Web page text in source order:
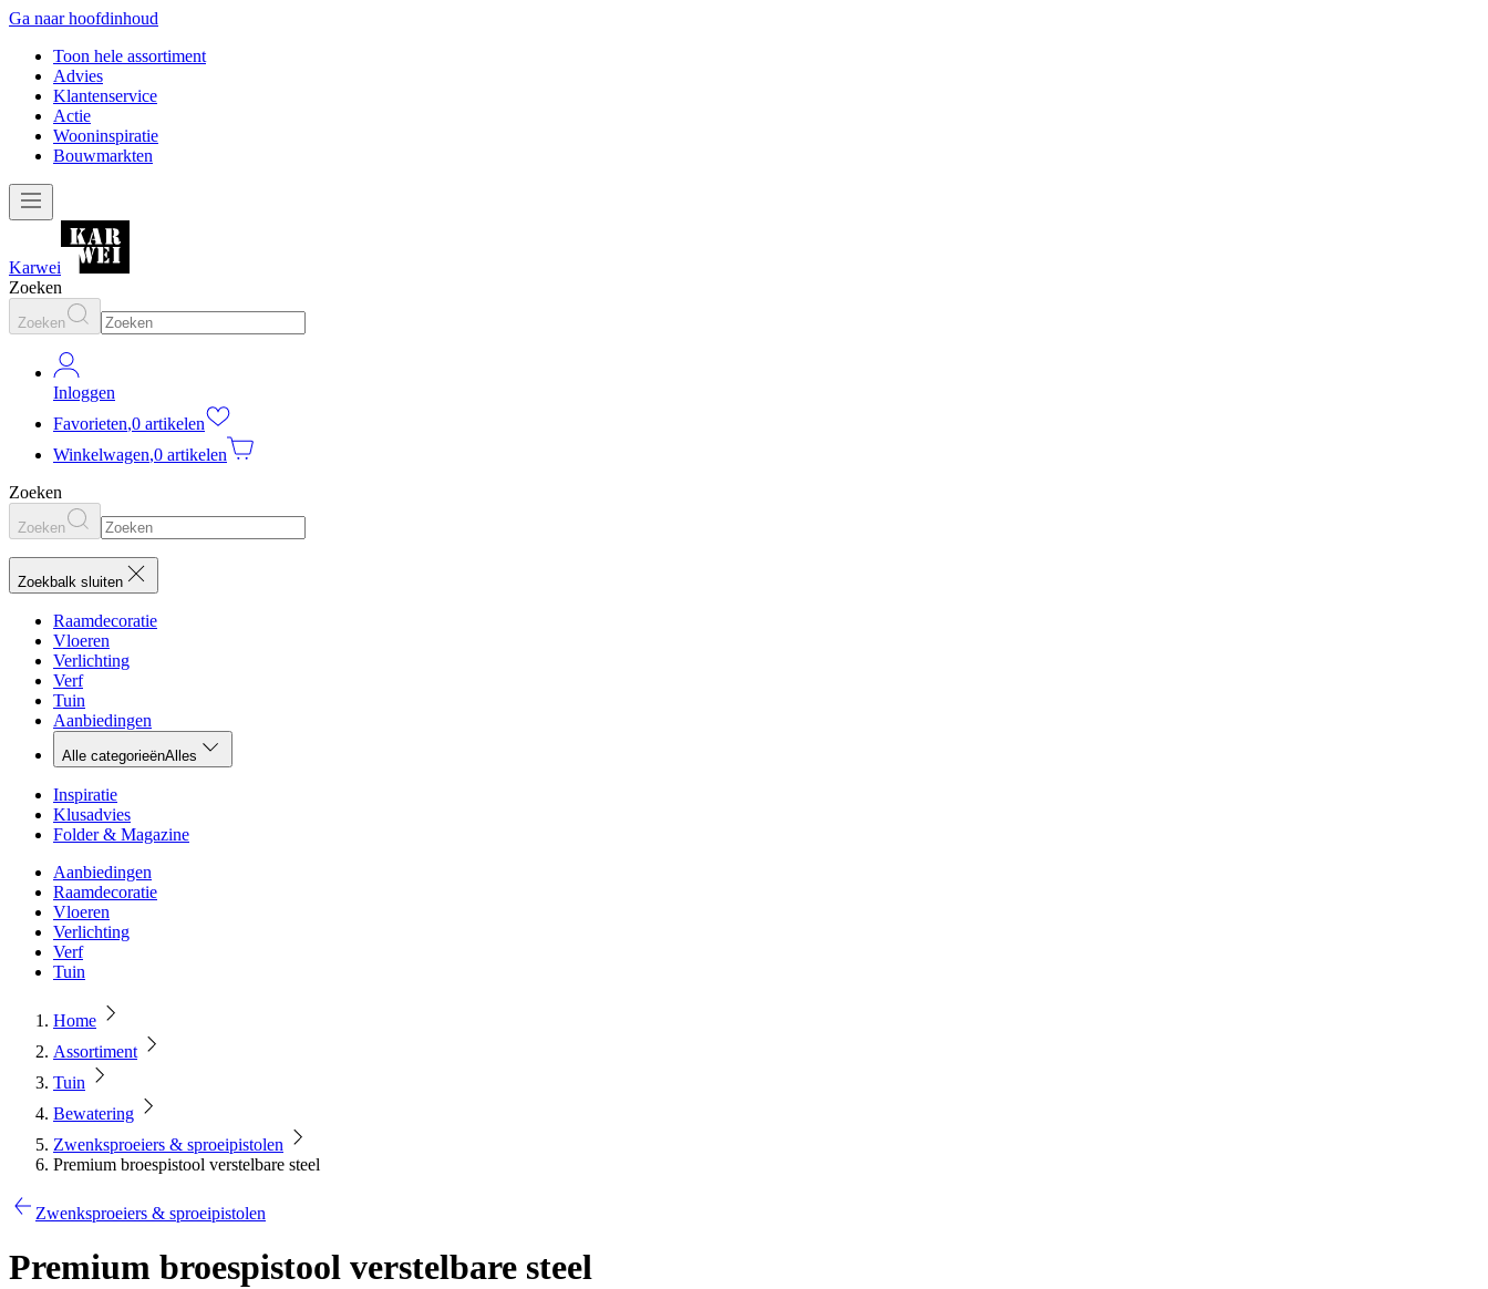
Ga naar hoofdinhoud
Toon hele assortiment
Advies
Klantenservice
Actie
Wooninspiratie
Bouwmarkten
Karwei
Zoeken
Zoeken
Inloggen
Favorieten,0 artikelen
Winkelwagen,0 artikelen
Zoeken
Zoeken
Zoekbalk sluiten
Raamdecoratie
Vloeren
Verlichting
Verf
Tuin
Aanbiedingen
Alle categorieënAlles
Inspiratie
Klusadvies
Folder & Magazine
Aanbiedingen
Raamdecoratie
Vloeren
Verlichting
Verf
Tuin
Home
Assortiment
Tuin
Bewatering
Zwenksproeiers & sproeipistolen
Premium broespistool verstelbare steel
Zwenksproeiers & sproeipistolen
Premium broespistool verstelbare steel